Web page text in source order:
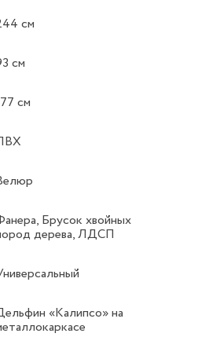
см
см
см
Брусок хвойных
дерева, ЛДСП
«Калипсо» на